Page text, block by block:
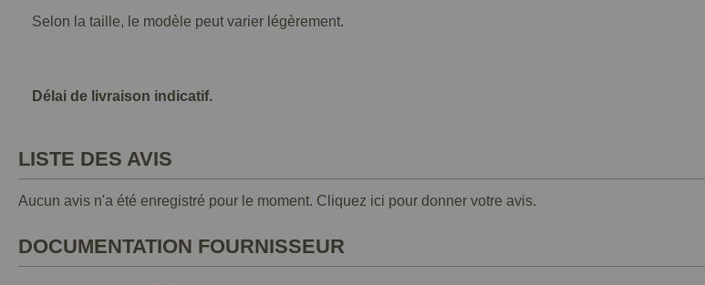
Selon la taille, le modèle peut varier légèrement.
Délai de livraison indicatif.
LISTE DES AVIS
Aucun avis n'a été enregistré pour le moment. Cliquez ici pour donner votre avis.
DOCUMENTATION FOURNISSEUR